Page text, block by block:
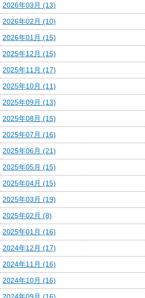
2026年03月 (13)
2026年02月 (10)
2026年01月 (15)
2025年12月 (15)
2025年11月 (17)
2025年10月 (11)
2025年09月 (13)
2025年08月 (15)
2025年07月 (16)
2025年06月 (21)
2025年05月 (15)
2025年04月 (15)
2025年03月 (19)
2025年02月 (8)
2025年01月 (16)
2024年12月 (17)
2024年11月 (16)
2024年10月 (16)
2024年09月 (16)